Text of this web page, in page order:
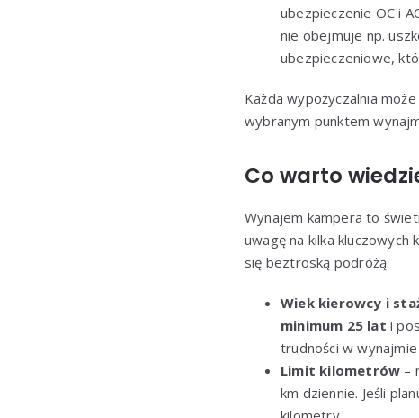
ubezpieczenie OC i
nie obejmuje np.
ubezpieczeniowe,
Każda wypożyczalnia
wybranym punktem
Co warto
Wynajem kampera to
uwagę na kilka
się beztroską podróżą.
Wiek kierowcy i
minimum 25 lat i
trudności w
Limit kilometrów –
km dziennie. Jeśli